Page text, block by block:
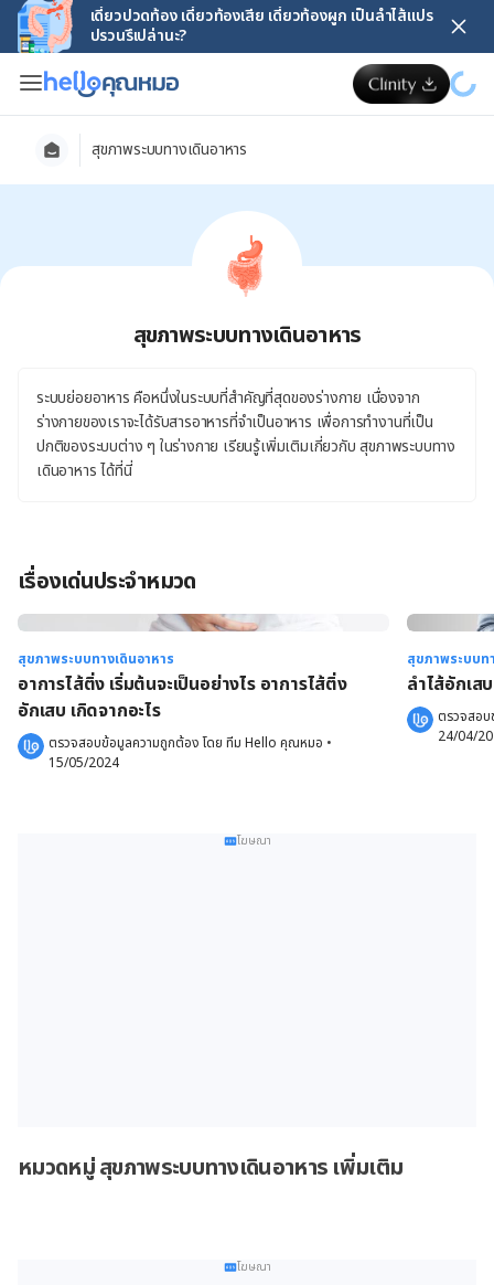
เดี๋ยวปวดท้อง เดี๋ยวท้องเสีย เดี๋ยวท้องผูก เป็นลำไส้แปร
ปรวนรึเปล่านะ?
สุขภาพระบบทางเดินอาหาร
สุขภาพระบบทางเดินอาหาร
ระบบย่อยอาหาร คือหนึ่งในระบบที่สำคัญที่สุดของร่างกาย เนื่องจาก
ร่างกายของเราจะได้รับสารอาหารที่จำเป็นอาหาร เพื่อการทำงานที่เป็น
ปกติของระบบต่าง ๆ ในร่างกาย เรียนรู้เพิ่มเติมเกี่ยวกับ สุขภาพระบบทาง
เดินอาหาร ได้ที่นี่
เรื่องเด่นประจำหมวด
สุขภาพระบบทางเดินอาหาร
อาการไส้ติ่ง เริ่มต้นจะเป็นอย่างไร อาการไส้ติ่ง
อักเสบ เกิดจากอะไร
ตรวจสอบข้อมูลความถูกต้อง โดย ทีม Hello คุณหมอ •
15/05/2024
สุขภาพระบบท
ลําไส้อักเส
ตรวจสอ
24/04/
โฆษณา
หมวดหมู่ สุขภาพระบบทางเดินอาหาร เพิ่มเติม
โฆษณา